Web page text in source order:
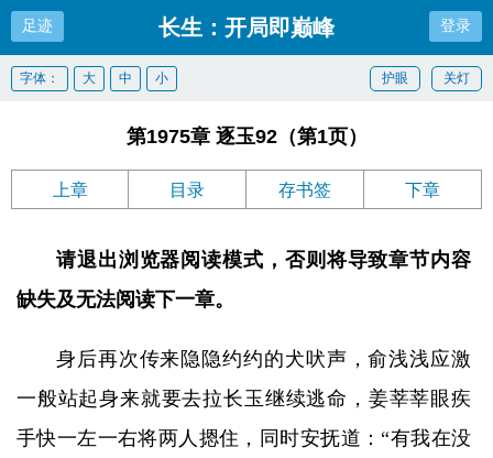
足迹 长生：开局即巅峰 登录
关灯
护眼
字体： 大 中 小
第1975章 逐玉92（第1页）
上章 目录 存书签 下章
请退出浏览器阅读模式，否则将导致章节内容
缺失及无法阅读下一章。
身后再次传来隐隐约约的犬吠声，俞浅浅应激
一般站起身来就要去拉长玉继续逃命，姜莘莘眼疾
手快一左一右将两人摁住，同时安抚道：“有我在没